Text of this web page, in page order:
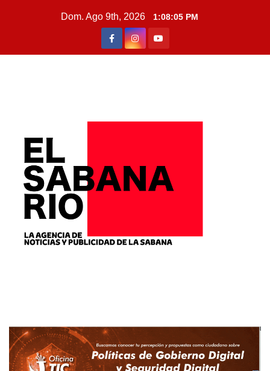
Dom. Ago 9th, 2026 1:08:06 PM